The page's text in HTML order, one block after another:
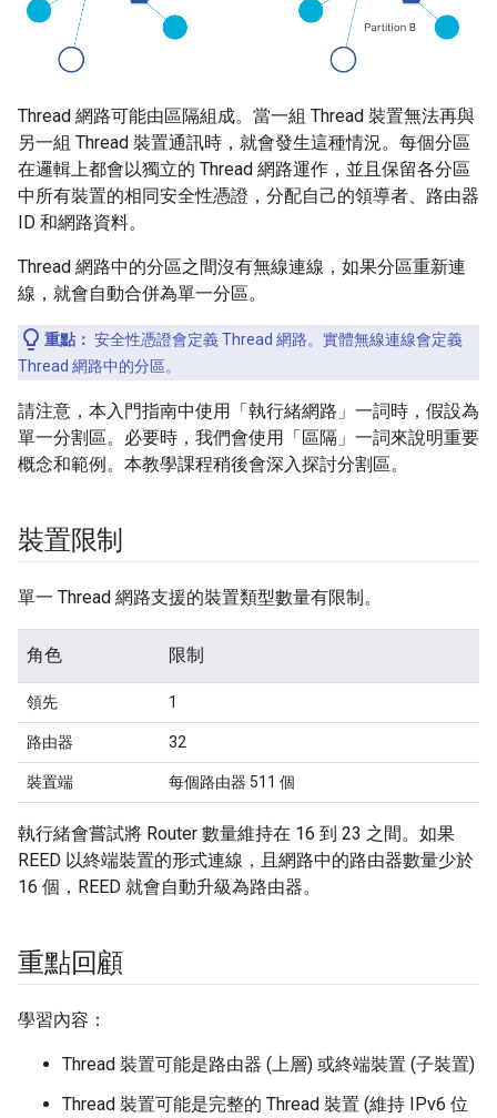
Thread 網路可能由區隔組成。當一組 Thread 裝置無法再與
另一組 Thread 裝置通訊時，就會發生這種情況。每個分區
在邏輯上都會以獨立的 Thread 網路運作，並且保留各分區
中所有裝置的相同安全性憑證，分配自己的領導者、路由器
ID 和網路資料。
Thread 網路中的分區之間沒有無線連線，如果分區重新連
線，就會自動合併為單一分區。
重點： 安全性憑證會定義 Thread 網路。實體無線連線會定義
Thread 網路中的分區。
請注意，本入門指南中使用「執行緒網路」一詞時，假設為
單一分割區。必要時，我們會使用「區隔」一詞來說明重要
概念和範例。本教學課程稍後會深入探討分割區。
裝置限制
單一 Thread 網路支援的裝置類型數量有限制。
角色 限制
領先 1
路由器 32
裝置端 每個路由器 511 個
執行緒會嘗試將 Router 數量維持在 16 到 23 之間。如果
REED 以終端裝置的形式連線，且網路中的路由器數量少於
16 個，REED 就會自動升級為路由器。
重點回顧
學習內容：
Thread 裝置可能是路由器 (上層) 或終端裝置 (子裝置)
Thread 裝置可能是完整的 Thread 裝置 (維持 IPv6 位